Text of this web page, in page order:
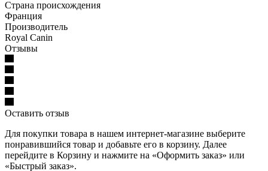
Страна происхождения
Франция
Производитель
Royal Canin
Отзывы
Оставить отзыв
Для покупки товара в нашем интернет-магазине выберите
понравившийся товар и добавьте его в корзину. Далее
перейдите в Корзину и нажмите на «Оформить заказ» или
«Быстрый заказ».